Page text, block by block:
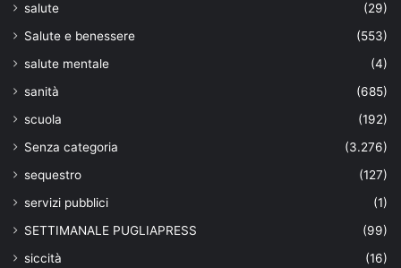
salute
(29)
Salute e benessere
(553)
salute mentale
(4)
sanità
(685)
scuola
(192)
Senza categoria
(3.276)
sequestro
(127)
servizi pubblici
(1)
SETTIMANALE PUGLIAPRESS
(99)
siccità
(16)